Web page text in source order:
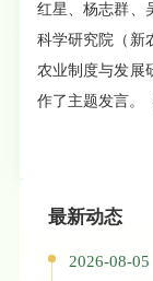
红星、杨志群、
科学研究院（新
农业制度与发展
作了主题发言。
最新动态
2026-08-05